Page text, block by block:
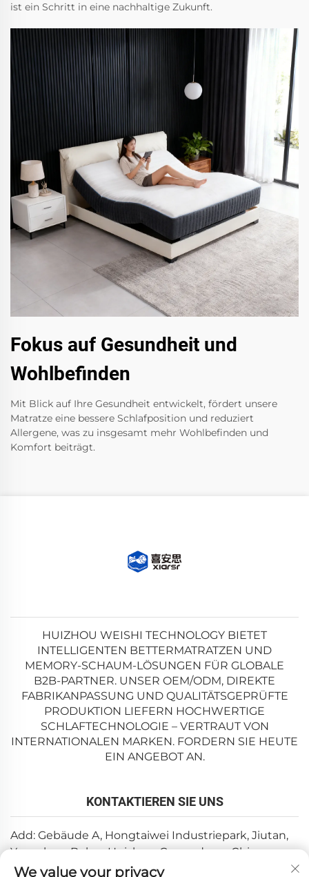
ist ein Schritt in eine nachhaltige Zukunft.
Fokus auf Gesundheit und
Wohlbefinden
Mit Blick auf Ihre Gesundheit entwickelt, fördert unsere
Matratze eine bessere Schlafposition und reduziert
Allergene, was zu insgesamt mehr Wohlbefinden und
Komfort beiträgt.
HUIZHOU WEISHI TECHNOLOGY BIETET
INTELLIGENTEN BETTERMATRATZEN UND
MEMORY-SCHAUM-LÖSUNGEN FÜR GLOBALE
B2B-PARTNER. UNSER OEM/ODM, DIREKTE
FABRIKANPASSUNG UND QUALITÄTSGEPRÜFTE
PRODUKTION LIEFERN HOCHWERTIGE
SCHLAFTECHNOLOGIE – VERTRAUT VON
INTERNATIONALEN MARKEN. FORDERN SIE HEUTE
EIN ANGEBOT AN.
KONTAKTIEREN SIE UNS
Add: Gebäude A, Hongtaiwei Industriepark, Jiutan,
Yuanzhou, Boluo, Huizhou, Guangdong, China
We value your privacy